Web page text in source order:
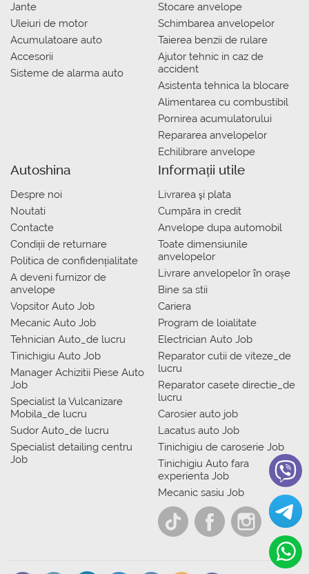
Jante
Uleiuri de motor
Acumulatoare auto
Accesorii
Sisteme de alarma auto
Stocare anvelope
Schimbarea anvelopelor
Taierea benzii de rulare
Ajutor tehnic in caz de
accident
Asistenta tehnica la blocare
Alimentarea cu combustibil
Pornirea acumulatorului
Repararea anvelopelor
Echilibrare anvelope
Autoshina
Despre noi
Noutati
Contacte
Condiții de returnare
Politica de confidențialitate
A deveni furnizor de
anvelope
Vopsitor Auto Job
Mecanic Auto Job
Tehnician Auto_de lucru
Tinichigiu Auto Job
Manager Achizitii Piese Auto
Job
Specialist la Vulcanizare
Mobila_de lucru
Sudor Auto_de lucru
Specialist detailing centru
Job
Informații utile
Livrarea şi plata
Сumpăra in credit
Anvelope dupa automobil
Toate dimensiunile
anvelopelor
Livrare anvelopelor în orașe
Bine sa stii
Cariera
Program de loialitate
Electrician Auto Job
Reparator cutii de viteze_de
lucru
Reparator casete directie_de
lucru
Carosier auto job
Lacatus auto Job
Tinichigiu de caroserie Job
Tinichigiu Auto fara
experienta Job
Mecanic sasiu Job